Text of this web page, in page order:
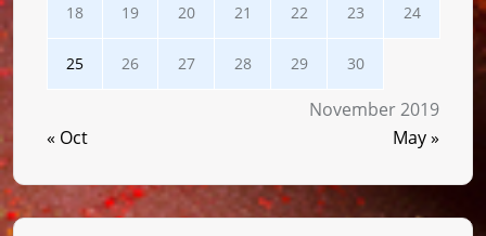
November 2019
18 19 20 21 22 23 24
25 26 27 28 29 30
« Oct May »